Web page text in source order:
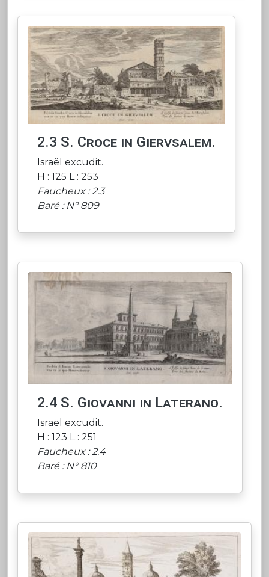
2.3 S. Croce in Giervsalem.
Israël excudit.
H : 125 L : 253
Faucheux : 2.3
Baré : N° 809
2.4 S. Giovanni in Laterano.
Israël excudit.
H : 123 L : 251
Faucheux : 2.4
Baré : N° 810